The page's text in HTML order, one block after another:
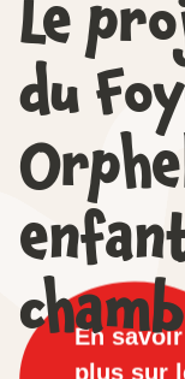
Le
du